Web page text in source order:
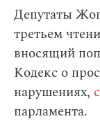
Депутаты
третьем
вносящий
Кодекс о
нарушениях,
парламента.